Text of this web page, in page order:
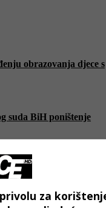
obrazovanja djece s
suda BiH poništenje
odluku o
za